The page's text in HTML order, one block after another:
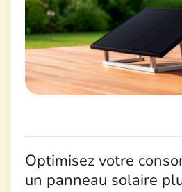
Optimisez votre
un panneau solaire